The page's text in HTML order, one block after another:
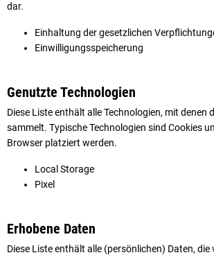
dar.
Einhaltung der gesetzlichen
Einwilligungsspeicherung
Genutzte Technologien
Diese Liste enthält alle Technologien, mit denen
sammelt. Typische Technologien sind Cookies
Browser platziert werden.
Local Storage
Pixel
Erhobene Daten
Diese Liste enthält alle (persönlichen) Daten, die